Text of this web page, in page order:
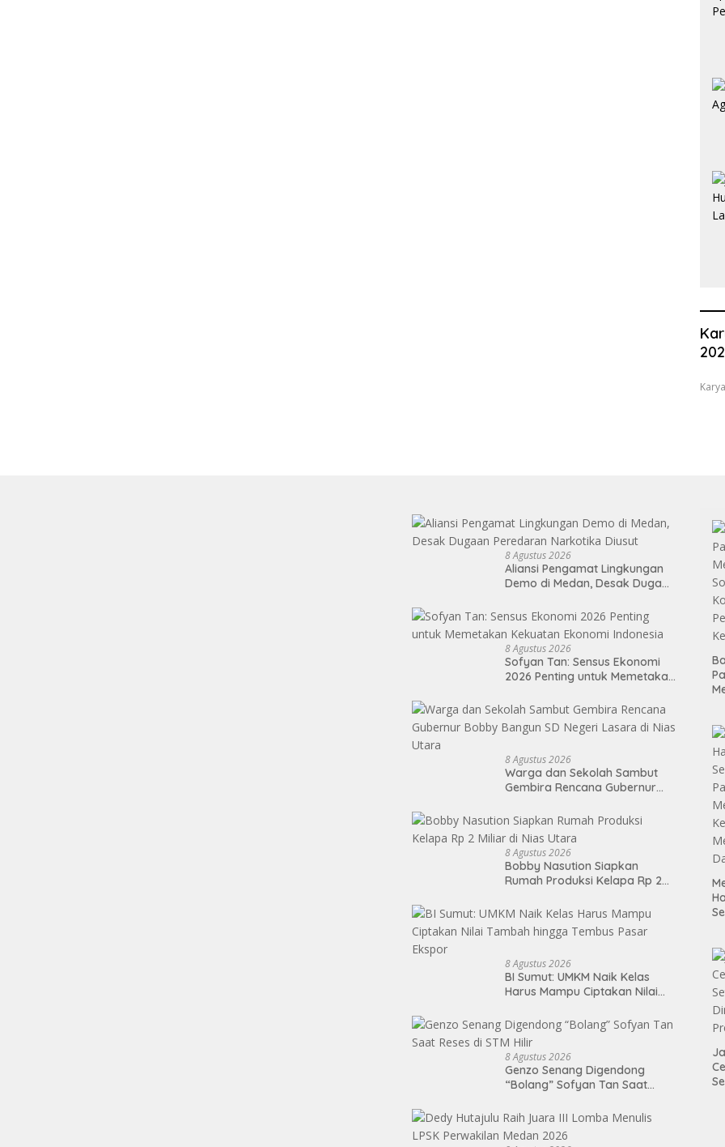
8 Agustus 2026
Aliansi Pengamat Lingkungan
Demo di Medan, Desak Dugaan
8 Agustus 2026
Sofyan Tan: Sensus Ekonomi
2026 Penting untuk Memetakan
8 Agustus 2026
Warga dan Sekolah Sambut
Gembira Rencana Gubernur
Lasara di Nias Utara
8 Agustus 2026
Bobby Nasution Siapkan
Rumah Produksi Kelapa Rp 2
8 Agustus 2026
BI Sumut: UMKM Naik Kelas
Harus Mampu Ciptakan Nilai
Ekspor
8 Agustus 2026
Genzo Senang Digendong
“Bolang” Sofyan Tan Saat